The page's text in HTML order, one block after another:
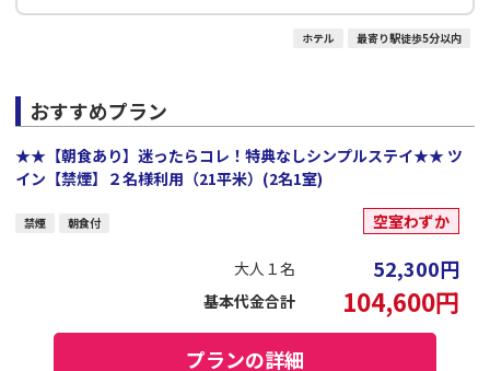
ホテル 最寄り駅徒歩5分以内
おすすめプラン
★★【朝食あり】迷ったらコレ！特典なしシンプルステイ★★ ツ
イン【禁煙】２名様利用（21平米）(2名1室)
禁煙 朝食付 空室わずか
大人１名 52,300円
基本代金合計 104,600円
プランの詳細